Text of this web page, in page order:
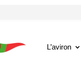
L’aviron